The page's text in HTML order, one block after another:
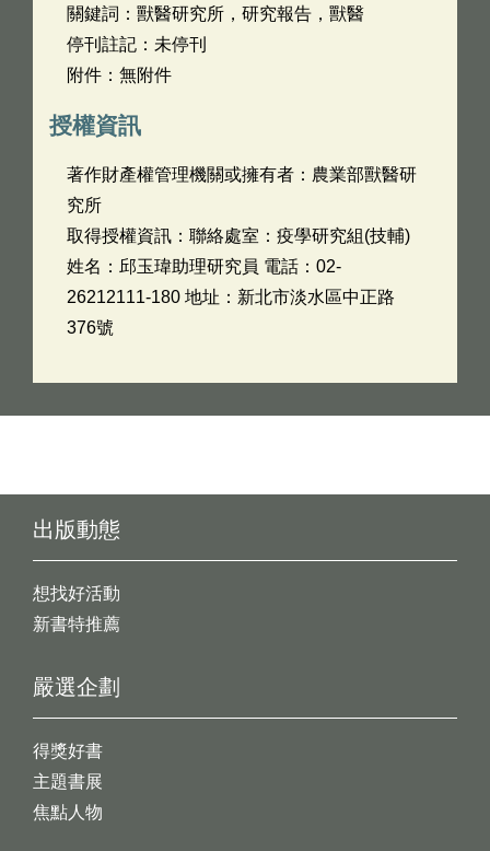
關鍵詞：獸醫研究所，研究報告，獸醫
停刊註記：未停刊
附件：無附件
授權資訊
著作財產權管理機關或擁有者：農業部獸醫研
究所
取得授權資訊：聯絡處室：疫學研究組(技輔)
姓名：邱玉瑋助理研究員 電話：02-
26212111-180 地址：新北市淡水區中正路
376號
出版動態
想找好活動
新書特推薦
嚴選企劃
得獎好書
主題書展
焦點人物